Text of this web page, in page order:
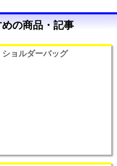
の商品・記事
ョルダーバッグ